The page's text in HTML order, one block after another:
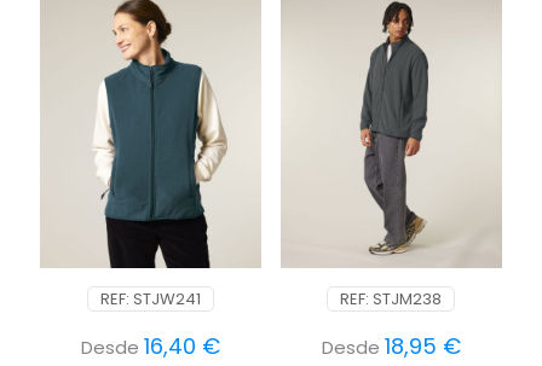
REF: STJW241
Desde16,40 €
REF: STJM238
Desde 18,95 €